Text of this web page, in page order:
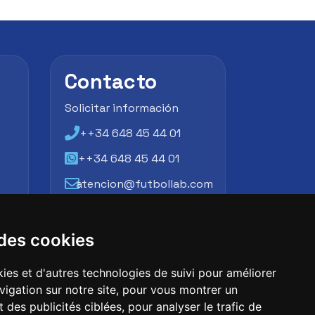
cookies
et d'autres technologies de suivi pour améliorer
sur notre site, pour vous montrer un
des publicités ciblées, pour analyser le trafic de
Contacto
Solicitar información
++34 648 45 44 01
++34 648 45 44 01
atencion@futbollab.com